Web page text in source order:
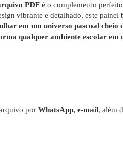
PDF é o complemento
vibrante e detalhado, este painel
em um universo pascoal cheio
qualquer ambiente escolar em
por WhatsApp, e-mail, além